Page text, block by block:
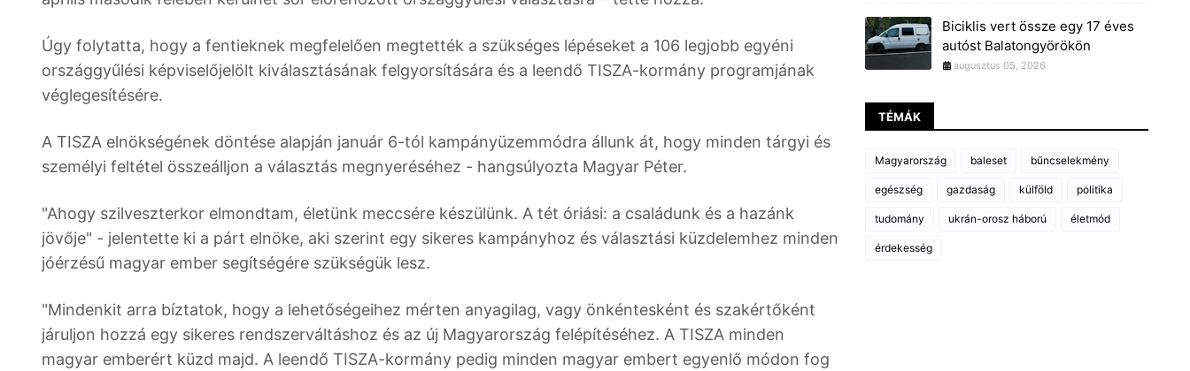
Úgy folytatta, hogy a fentieknek megfelelően megtették a szükséges lépéseket a 106 legjobb egyéni
országgyűlési képviselőjelölt kiválasztásának felgyorsítására és a leendő TISZA-kormány programjának
véglegesítésére.
A TISZA elnökségének döntése alapján január 6-tól kampányüzemmódra állunk át, hogy minden tárgyi és
személyi feltétel összeálljon a választás megnyeréséhez - hangsúlyozta Magyar Péter.
"Ahogy szilveszterkor elmondtam, életünk meccsére készülünk. A tét óriási: a családunk és a hazánk
jövője" - jelentette ki a párt elnöke, aki szerint egy sikeres kampányhoz és választási küzdelemhez minden
jóérzésű magyar ember segítségére szükségük lesz.
"Mindenkit arra bíztatok, hogy a lehetőségeihez mérten anyagilag, vagy önkéntesként és szakértőként
járuljon hozzá egy sikeres rendszerváltáshoz és az új Magyarország felépítéséhez. A TISZA minden
magyar emberért küzd majd. A leendő TISZA-kormány pedig minden magyar embert egyenlő módon fog
Biciklis vert össze egy 17 éves
autóst Balatongyörökön
augusztus 05, 2026
TÉMÁK
Magyarország baleset bűncselekmény
egészség gazdaság külföld politika
tudomány ukrán-orosz háború életmód
érdekesség